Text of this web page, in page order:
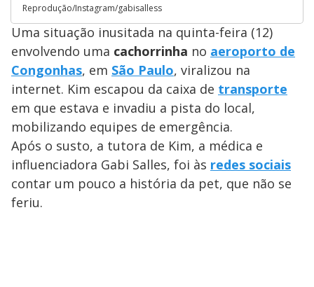
Reprodução/Instagram/gabisalless
Uma situação inusitada na quinta-feira (12)
envolvendo uma cachorrinha no aeroporto de
Congonhas, em São Paulo, viralizou na
internet. Kim escapou da caixa de transporte
em que estava e invadiu a pista do local,
mobilizando equipes de emergência.
Após o susto, a tutora de Kim, a médica e
influenciadora Gabi Salles, foi às redes sociais
contar um pouco a história da pet, que não se
feriu.